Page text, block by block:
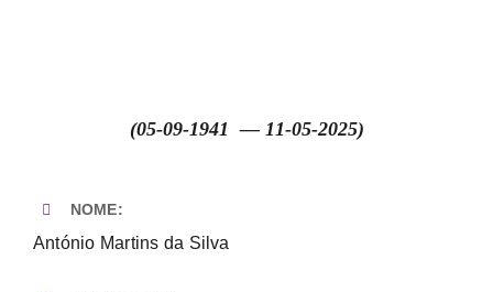
(05-09-1941 — 11-05-2025)
NOME:
António Martins da Silva